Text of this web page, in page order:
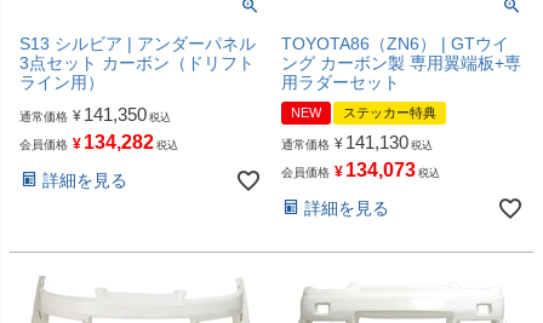
S13 シルビア | アンダーパネル
3点セット カーボン（ドリフト
ライン用）
通常価格 ¥ 141,350 税込
会員価格 ¥ 134,282 税込
詳細を見る
TOYOTA86（ZN6） | GTウイ
ング カーボン製 専用翼端板+専
用ラダーセット
NEW ステッカー特典
通常価格 ¥ 141,130 税込
会員価格 ¥ 134,073 税込
詳細を見る